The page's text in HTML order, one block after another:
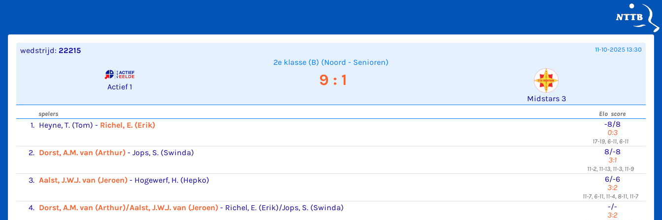
wedstrijd: 22215 11-10-2025 13:30
2e klasse (B) (Noord - Senioren)
Actief 1 9 : 1
Midstars 3
spelers Elo score
1. Heyne, T. (Tom) - Richel, E. (Erik)
-8/8
0:3
17-19, 6-11, 6-11
2. Dorst, A.M. van (Arthur) - Jops, S. (Swinda)
8/-8
3:1
11-2, 11-13, 11-3, 11-9
3. Aalst, J.W.J. van (Jeroen) - Hogewerf, H. (Hepko)
6/-6
3:2
11-7, 6-11, 11-4, 8-11, 11-7
4. Dorst, A.M. van (Arthur)/Aalst, J.W.J. van (Jeroen) - Richel, E. (Erik)/Jops, S. (Swinda)
-/-
3:2